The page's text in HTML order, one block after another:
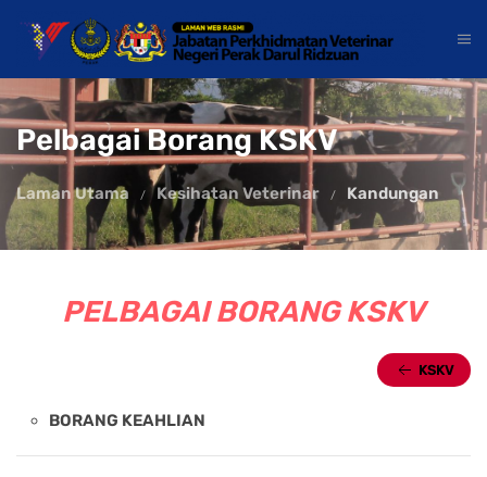
Pelbagai Borang KSKV
Laman Utama Kesihatan Veterinar Kandungan
PELBAGAI BORANG KSKV
KSKV
BORANG KEAHLIAN